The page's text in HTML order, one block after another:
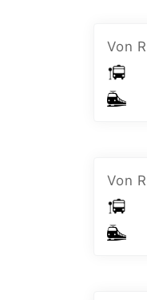
Von
Von